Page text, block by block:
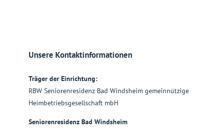
Unsere Kontaktinformationen
Träger der Einrichtung:
RBW Seniorenresidenz Bad Windsheim gemeinnützige
Heimbetriebsgesellschaft mbH
Seniorenresidenz Bad Windsheim